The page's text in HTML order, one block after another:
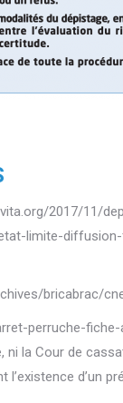
2017/11/
limite-
bricabrac/
perruche-
ni la Cour de
l’existence d’un